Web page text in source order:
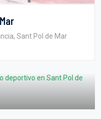
Sant Pol de Mar